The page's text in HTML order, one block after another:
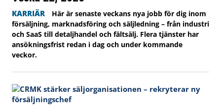
KARRIÄR
Här är senaste veckans nya jobb för dig inom
försäljning, marknadsföring och säljledning – från industri
och SaaS till detaljhandel och fältsälj. Flera tjänster har
ansökningsfrist redan i dag och under kommande
veckor.